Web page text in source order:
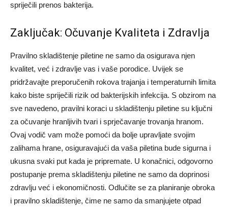
spriječili prenos bakterija.
Zaključak: Očuvanje Kvaliteta i Zdravlja
Pravilno skladištenje piletine ne samo da osigurava njen
kvalitet, već i zdravlje vas i vaše porodice. Uvijek se
pridržavajte preporučenih rokova trajanja i temperaturnih limita
kako biste spriječili rizik od bakterijskih infekcija. S obzirom na
sve navedeno, pravilni koraci u skladištenju piletine su ključni
za očuvanje hranljivih tvari i sprječavanje trovanja hranom.
Ovaj vodič vam može pomoći da bolje upravljate svojim
zalihama hrane, osiguravajući da vaša piletina bude sigurna i
ukusna svaki put kada je pripremate. U konačnici, odgovorno
postupanje prema skladištenju piletine ne samo da doprinosi
zdravlju već i ekonomičnosti. Odlučite se za planiranje obroka
i pravilno skladištenje, čime ne samo da smanjujete otpad